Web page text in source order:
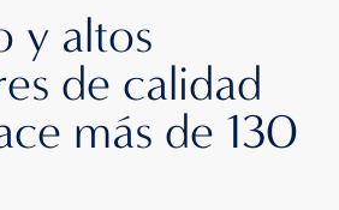
y altos
de calidad
más de 130